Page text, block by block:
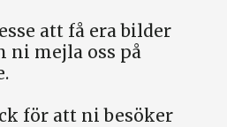
att få era bilder
ni mejla oss på
.
för att ni besöker